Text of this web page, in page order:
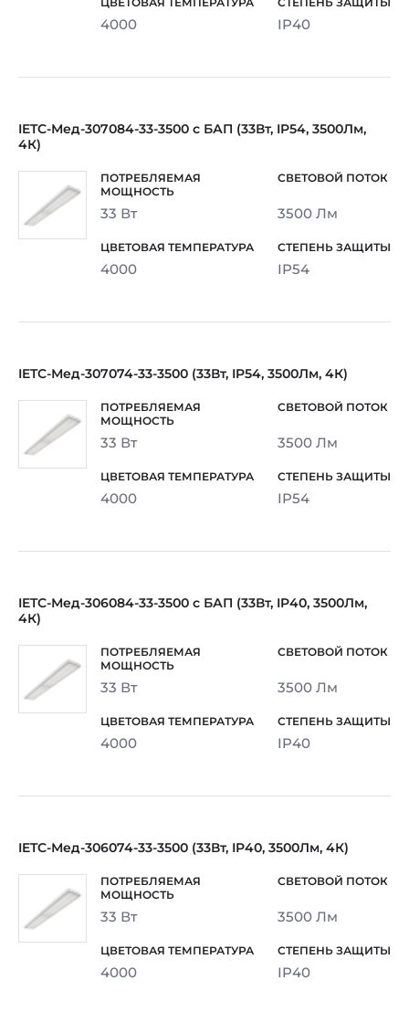
4000 IP40
IETC-Мед-307084-33-3500 с БАП (33Вт, IP54, 3500Лм,
4К)
33 Вт 3500 Лм
4000 IP54
IETC-Мед-307074-33-3500 (33Вт, IP54, 3500Лм, 4К)
33 Вт 3500 Лм
4000 IP54
IETC-Мед-306084-33-3500 с БАП (33Вт, IP40, 3500Лм,
4К)
33 Вт 3500 Лм
4000 IP40
IETC-Мед-306074-33-3500 (33Вт, IP40, 3500Лм, 4К)
33 Вт 3500 Лм
4000 IP40